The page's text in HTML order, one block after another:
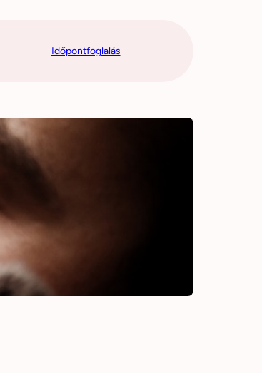
Időpontfoglalás